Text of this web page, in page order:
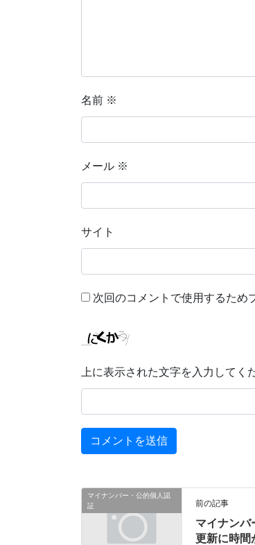
名前 ※
メール ※
サイト
次回のコメントで使用するため
上に表示された文字を入力してく
マイナンバー・公的個人認
証
前の記事
マイナンバ
更新に時間